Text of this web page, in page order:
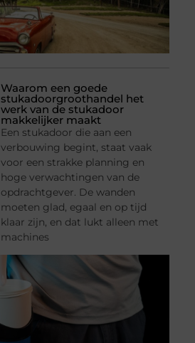
Waarom een goede
stukadoorgroothandel het
werk van de stukadoor
makkelijker maakt
Een stukadoor die aan een
verbouwing begint, staat vaak
voor een strakke planning en
hoge verwachtingen van de
opdrachtgever. De wanden
moeten glad, egaal en op tijd
klaar zijn, en dat lukt alleen met
machines